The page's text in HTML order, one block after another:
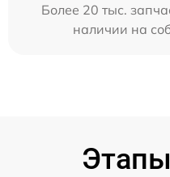
Более 20 тыс.
наличии на